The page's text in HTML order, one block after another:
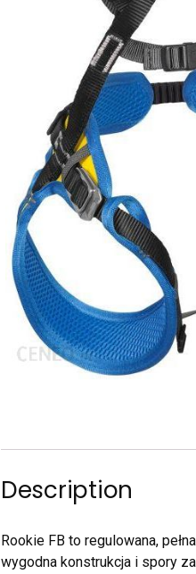
Description
Rookie FB to regulowana,
wygodna konstrukcja i spory